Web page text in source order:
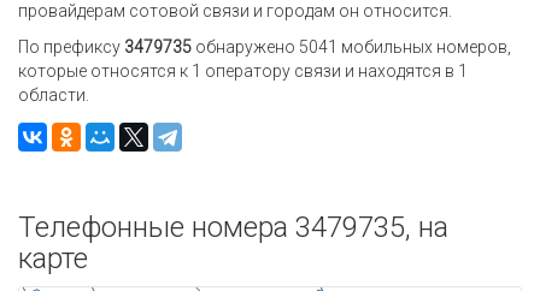
провайдерам сотовой связи и городам он относится.
По префиксу 3479735 обнаружено 5041 мобильных номеров,
которые относятся к 1 оператору связи и находятся в 1
области.
Телефонные номера 3479735, на
карте